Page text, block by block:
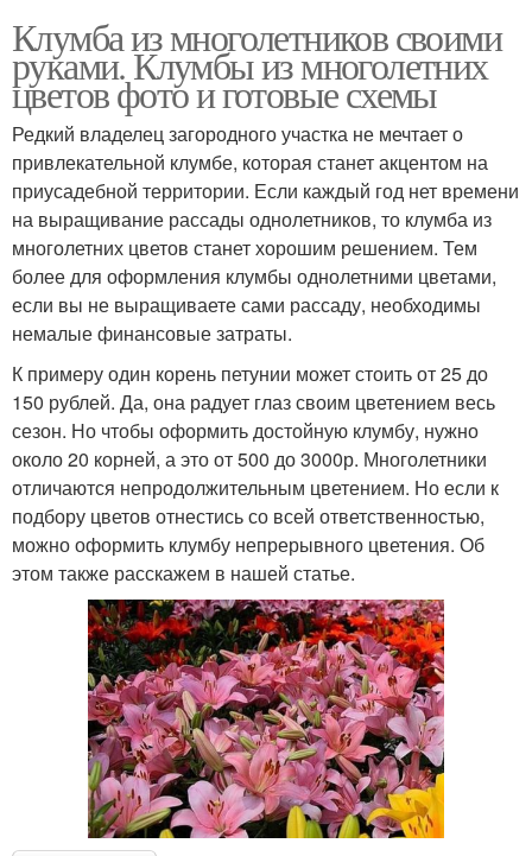
Клумба из многолетников своими
руками. Клумбы из многолетних
цветов фото и готовые схемы
Редкий владелец загородного участка не мечтает о
привлекательной клумбе, которая станет акцентом на
приусадебной территории. Если каждый год нет времени
на выращивание рассады однолетников, то клумба из
многолетних цветов станет хорошим решением. Тем
более для оформления клумбы однолетними цветами,
если вы не выращиваете сами рассаду, необходимы
немалые финансовые затраты.
К примеру один корень петунии может стоить от 25 до
150 рублей. Да, она радует глаз своим цветением весь
сезон. Но чтобы оформить достойную клумбу, нужно
около 20 корней, а это от 500 до 3000р. Многолетники
отличаются непродолжительным цветением. Но если к
подбору цветов отнестись со всей ответственностью,
можно оформить клумбу непрерывного цветения. Об
этом также расскажем в нашей статье.